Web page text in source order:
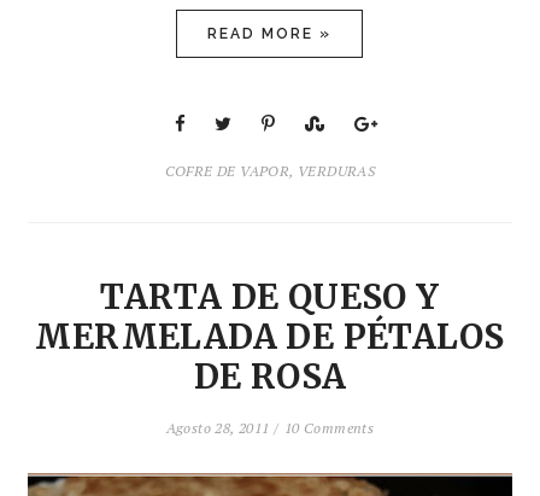
READ MORE »
COFRE DE VAPOR, VERDURAS
TARTA DE QUESO Y
MERMELADA DE PÉTALOS
DE ROSA
Agosto 28, 2011 / 10 Comments